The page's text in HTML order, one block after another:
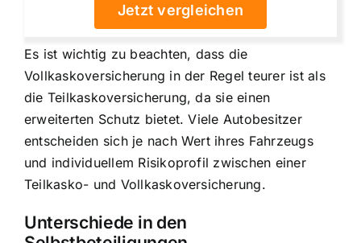
Jetzt vergleichen
Es ist wichtig zu beachten, dass die
Vollkaskoversicherung in der Regel teurer ist als
die Teilkaskoversicherung, da sie einen
erweiterten Schutz bietet. Viele Autobesitzer
entscheiden sich je nach Wert ihres Fahrzeugs
und individuellem Risikoprofil zwischen einer
Teilkasko- und Vollkaskoversicherung.
Unterschiede in den